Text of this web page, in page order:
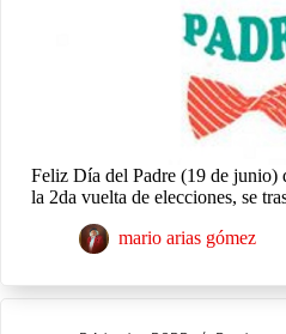
Feliz Día del Padre (19 de junio)
la 2da vuelta de elecciones, se
mario arias gómez